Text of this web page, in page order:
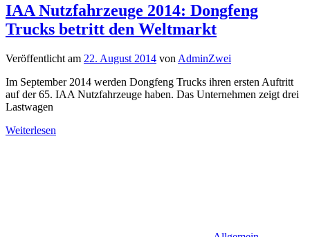
IAA Nutzfahrzeuge 2014: Dongfeng
Trucks betritt den Weltmarkt
Veröffentlicht am 22. August 2014 von AdminZwei
Im September 2014 werden Dongfeng Trucks ihren ersten Auftritt
auf der 65. IAA Nutzfahrzeuge haben. Das Unternehmen zeigt drei
Lastwagen
Weiterlesen